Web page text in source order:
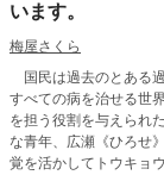
います。
梅屋さくら
国民は過去のとある
すべての病を治せる世
を担う役割を与えられた
な青年、広瀬《ひろせ
覚を活かしてトウキョ